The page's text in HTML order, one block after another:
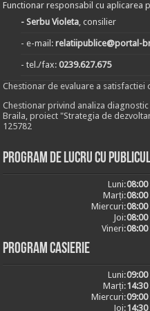
Functionar responsabil cu aplicarea
- Serbu Violeta, consilier
- e-mail:relatiipublice@portal-
- tel./fax:0239.627.675
Chestionar de evaluare a satisfactiei
Chestionar privind analiza
Braila, proiect "Strategia de
125782
Program de lucru cu
Luni:
Marți:
Miercuri:
Joi:
Vineri:
Program casierie
Luni:
Marți:
Miercuri:
Joi: